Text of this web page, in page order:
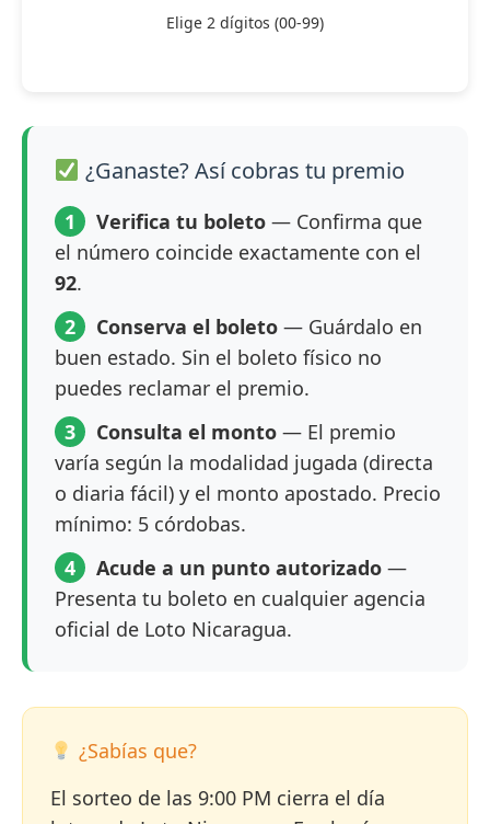
Elige 2 dígitos (00-99)
¿Ganaste? Así cobras tu premio
1 Verifica tu boleto — Confirma que
el número coincide exactamente con el
92.
2
Conserva el boleto — Guárdalo en
buen estado. Sin el boleto físico no
puedes reclamar el premio.
3
Consulta el monto — El premio
varía según la modalidad jugada (directa
o diaria fácil) y el monto apostado. Precio
mínimo: 5 córdobas.
4
Acude a un punto autorizado —
Presenta tu boleto en cualquier agencia
oficial de Loto Nicaragua.
¿Sabías que?
El sorteo de las 9:00 PM cierra el día